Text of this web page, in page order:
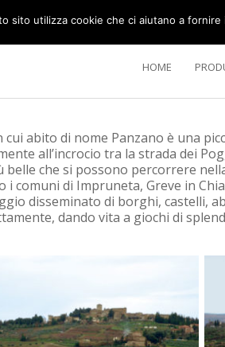
HOME
cui abito di nome Panzano è una
all’incrocio tra la strada dei
belle che si possono percorrere
i comuni di Impruneta, Greve in
disseminato di borghi, castelli,
dando vita a giochi di
sito utilizza cookie che ci aiutano a